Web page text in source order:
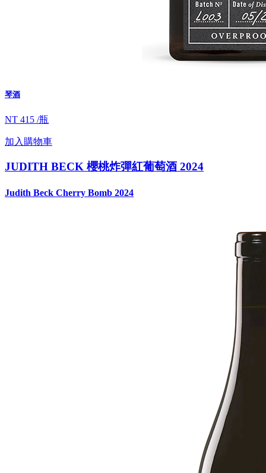
琴酒
NT 415 /瓶
加入購物車
JUDITH BECK 櫻桃炸彈紅葡萄酒 2024
Judith Beck Cherry Bomb 2024